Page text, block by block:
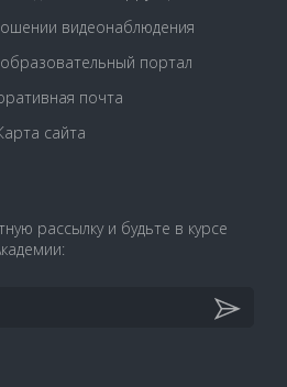
видеонаблюдения
портал
почта
сайта
рассылку и будьте в курсе